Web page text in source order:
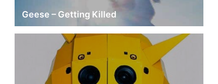
Geese – Getting Killed